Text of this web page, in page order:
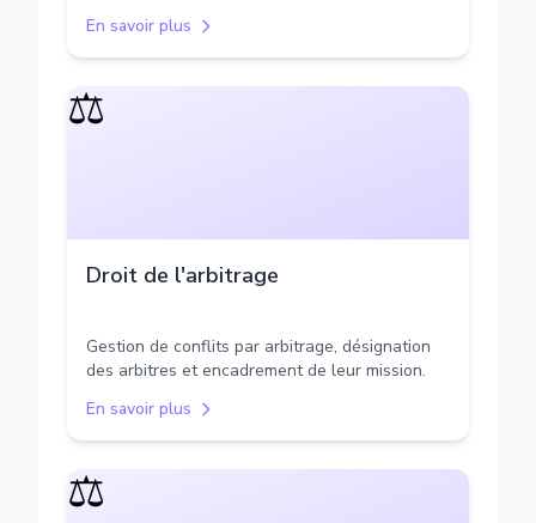
En savoir plus
⚖️
Droit de l'arbitrage
Gestion de conflits par arbitrage, désignation
des arbitres et encadrement de leur mission.
En savoir plus
⚖️